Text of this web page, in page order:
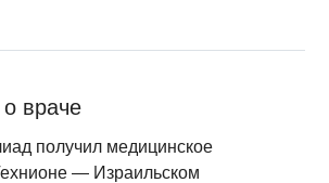
враче
получил медицинское
— Израильском